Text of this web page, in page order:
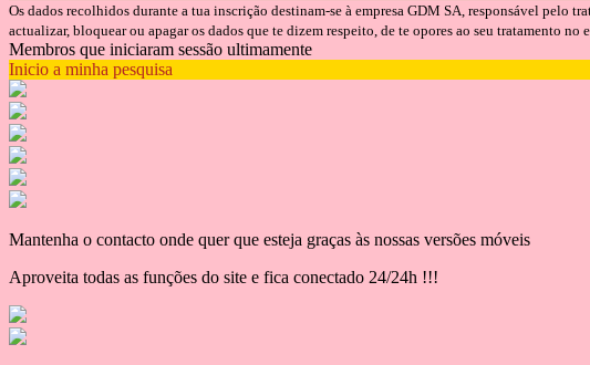
Os dados recolhidos durante a tua inscrição destinam-se à empresa GDM SA, responsável pelo
actualizar, bloquear ou apagar os dados que te dizem respeito, de te opores ao seu tratamento no
Membros que iniciaram sessão ultimamente
Inicio a minha pesquisa
Mantenha o contacto onde quer que esteja graças às nossas versões móveis
Aproveita todas as funções do site e fica conectado 24/24h !!!